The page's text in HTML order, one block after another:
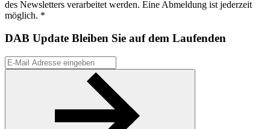
des Newsletters verarbeitet werden. Eine Abmeldung ist jederzeit
möglich. *
DAB Update Bleiben Sie auf dem Laufenden